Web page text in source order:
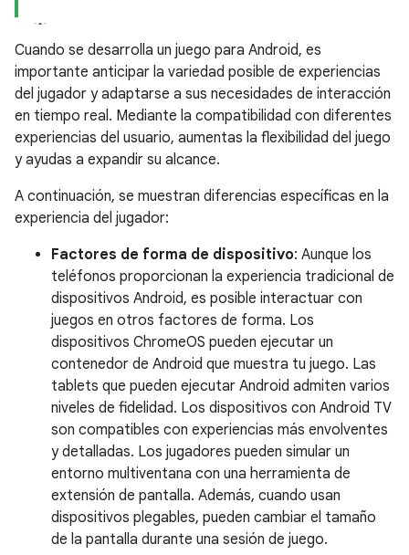
Cuando se desarrolla un juego para Android, es
importante anticipar la variedad posible de experiencias
del jugador y adaptarse a sus necesidades de interacción
en tiempo real. Mediante la compatibilidad con diferentes
experiencias del usuario, aumentas la flexibilidad del juego
y ayudas a expandir su alcance.
A continuación, se muestran diferencias específicas en la
experiencia del jugador:
Factores de forma de dispositivo: Aunque los
teléfonos proporcionan la experiencia tradicional de
dispositivos Android, es posible interactuar con
juegos en otros factores de forma. Los
dispositivos ChromeOS pueden ejecutar un
contenedor de Android que muestra tu juego. Las
tablets que pueden ejecutar Android admiten varios
niveles de fidelidad. Los dispositivos con Android TV
son compatibles con experiencias más envolventes
y detalladas. Los jugadores pueden simular un
entorno multiventana con una herramienta de
extensión de pantalla. Además, cuando usan
dispositivos plegables, pueden cambiar el tamaño
de la pantalla durante una sesión de juego.